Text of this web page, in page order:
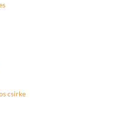
csirke